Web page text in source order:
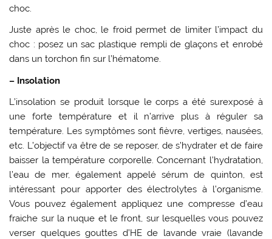
choc.
Juste après le choc, le froid permet de limiter l’impact du
choc : posez un sac plastique rempli de glaçons et enrobé
dans un torchon fin sur l’hématome.
– Insolation
L’insolation se produit lorsque le corps a été surexposé à
une forte température et il n’arrive plus à réguler sa
température. Les symptômes sont fièvre, vertiges, nausées,
etc. L’objectif va être de se reposer, de s’hydrater et de faire
baisser la température corporelle. Concernant l’hydratation,
l’eau de mer, également appelé sérum de quinton, est
intéressant pour apporter des électrolytes à l’organisme.
Vous pouvez également appliquez une compresse d’eau
fraiche sur la nuque et le front, sur lesquelles vous pouvez
verser quelques gouttes d’HE de lavande vraie (lavande